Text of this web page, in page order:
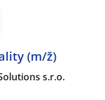
(m/ž)
s.r.o.